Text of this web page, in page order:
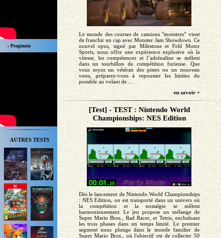
› Pragmata
AUTRES TESTS
Le monde des courses de camions "monstres" vient
de franchir un cap avec Monster Jam Showdown. Ce
nouvel opus, signé par Milestone et Feld Motor
Sports, nous offre une expérience explosive où la
vitesse, les compétences et l’adrénaline se mêlent
dans un tourbillon de compétition furieuse. Que
vous soyez un vétéran des pistes ou un nouveau
venu, préparez-vous à repousser les limites du
possible au volant de ...
en savoir +
[Test] - TEST : Nintendo World
Championships: NES Edition
Dès le lancement de Nintendo World Championships
: NES Edition, on est transporté dans un univers où
la compétition et la nostalgie se mêlent
harmonieusement. Le jeu propose un mélange de
Super Mario Bros., Rad Racer, et Tetris, enchaînant
les trois phases dans un temps limité. Le premier
segment nous plonge dans le monde familier de
Super Mario Bros., où l'objectif est de collecter 50